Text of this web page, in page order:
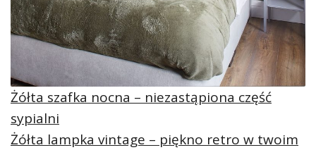
Żółta szafka nocna – niezastąpiona część
sypialni
Żółta lampka vintage – piękno retro w twoim